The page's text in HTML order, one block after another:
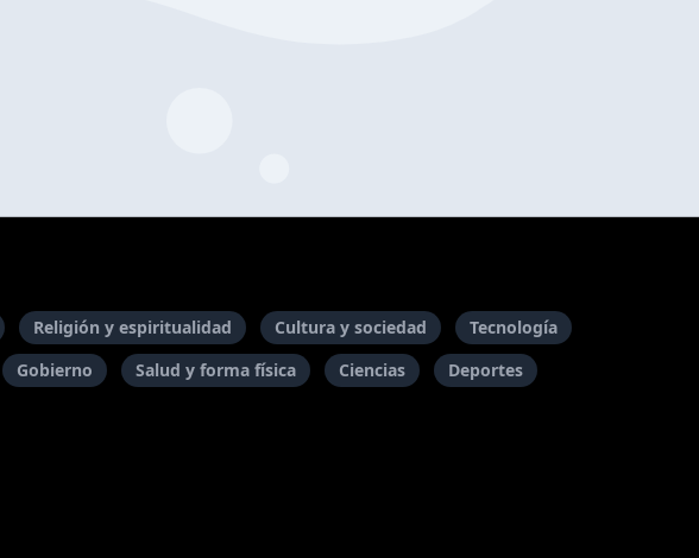
Religión y espiritualidad Cultura y sociedad
Tecnología
Gobierno Salud y forma física Ciencias Deportes